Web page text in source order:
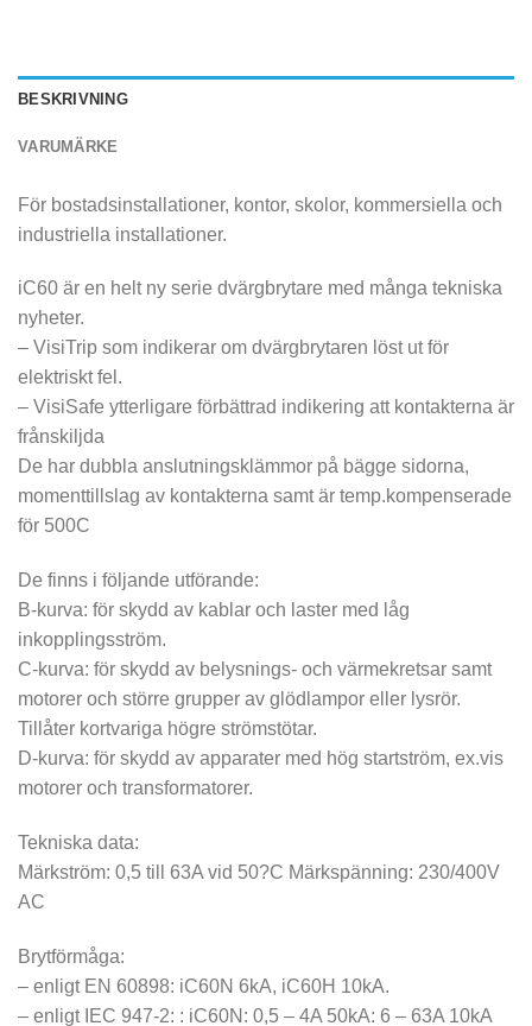
BESKRIVNING
VARUMÄRKE
För bostadsinstallationer, kontor, skolor, kommersiella och
industriella installationer.
iC60 är en helt ny serie dvärgbrytare med många tekniska
nyheter.
– VisiTrip som indikerar om dvärgbrytaren löst ut för
elektriskt fel.
– VisiSafe ytterligare förbättrad indikering att kontakterna är
frånskiljda
De har dubbla anslutningsklämmor på bägge sidorna,
momenttillslag av kontakterna samt är temp.kompenserade
för 500C
De finns i följande utförande:
B-kurva: för skydd av kablar och laster med låg
inkopplingsström.
C-kurva: för skydd av belysnings- och värmekretsar samt
motorer och större grupper av glödlampor eller lysrör.
Tillåter kortvariga högre strömstötar.
D-kurva: för skydd av apparater med hög startström, ex.vis
motorer och transformatorer.
Tekniska data:
Märkström: 0,5 till 63A vid 50?C Märkspänning: 230/400V
AC
Brytförmåga:
– enligt EN 60898: iC60N 6kA, iC60H 10kA.
– enligt IEC 947-2: : iC60N: 0,5 – 4A 50kA: 6 – 63A 10kA